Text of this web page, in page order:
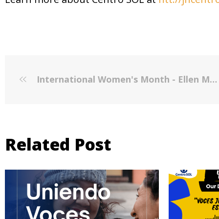
International Women's Month - Ellen Molino
Related Post